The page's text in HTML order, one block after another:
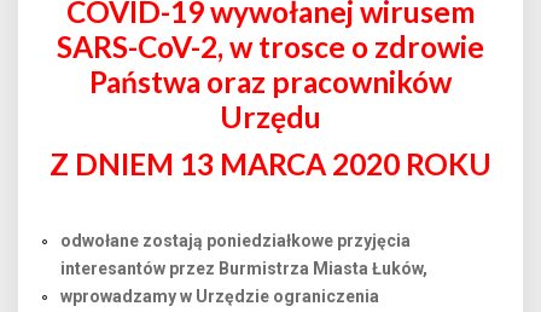
COVID-19 wywołanej wirusem
SARS-CoV-2, w trosce o zdrowie
Państwa oraz pracowników
Urzędu
Z DNIEM 13 MARCA 2020 ROKU
odwołane zostają poniedziałkowe przyjęcia
interesantów przez Burmistrza Miasta Łuków,
wprowadzamy w Urzędzie ograniczenia